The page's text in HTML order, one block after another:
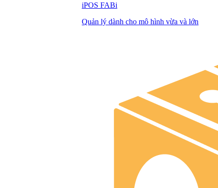
iPOS FABi
Quản lý dành cho mô hình vừa và lớn